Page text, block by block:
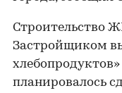
Строительство
Застройщиком
планировалось